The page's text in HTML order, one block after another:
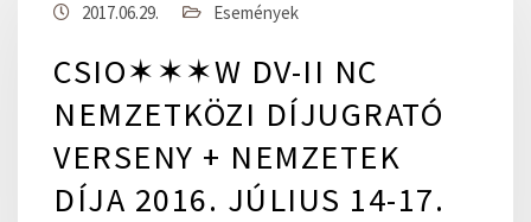
2017.06.29. Események
CSIO✶✶✶W DV-II NC
NEMZETKÖZI DÍJUGRATÓ
VERSENY + NEMZETEK
DÍJA 2016. JÚLIUS 14-17.